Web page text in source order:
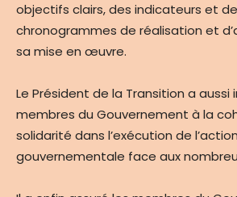
objectifs clairs, des indicateurs et
chronogrammes de réalisation et
sa mise en œuvre.
Le Président de la Transition a aussi
membres du Gouvernement à la
solidarité dans l’exécution de l’action
gouvernementale face aux